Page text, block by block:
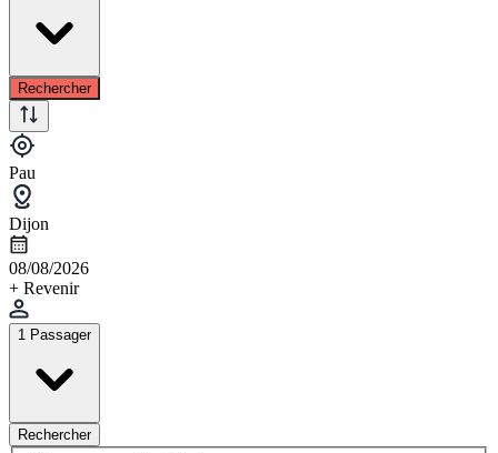
Rechercher
Pau
Dijon
08/08/2026
+ Revenir
1 Passager
Rechercher